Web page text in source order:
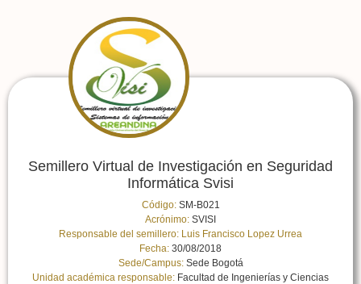
Semillero Virtual de Investigación en Seguridad
Informática Svisi
Código:SM-B021
Acrónimo: SVISI
Responsable del semillero: Luis Francisco Lopez Urrea
Fecha: 30/08/2018
Sede/Campus:Sede Bogotá
Unidad académica responsable: Facultad de Ingenierías y Ciencias